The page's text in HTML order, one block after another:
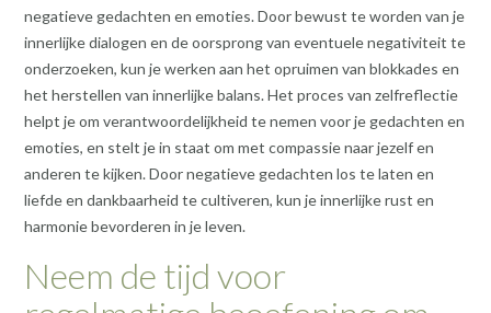
negatieve gedachten en emoties. Door bewust te worden van je
innerlijke dialogen en de oorsprong van eventuele negativiteit te
onderzoeken, kun je werken aan het opruimen van blokkades en
het herstellen van innerlijke balans. Het proces van zelfreflectie
helpt je om verantwoordelijkheid te nemen voor je gedachten en
emoties, en stelt je in staat om met compassie naar jezelf en
anderen te kijken. Door negatieve gedachten los te laten en
liefde en dankbaarheid te cultiveren, kun je innerlijke rust en
harmonie bevorderen in je leven.
Neem de tijd voor